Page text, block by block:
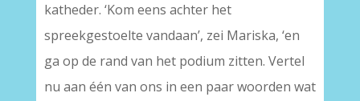
katheder. ‘Kom eens achter het
spreekgestoelte vandaan’, zei Mariska, ‘en
ga op de rand van het podium zitten. Vertel
nu aan één van ons in een paar woorden wat